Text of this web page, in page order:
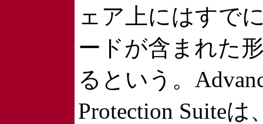
ェア上にはすで
ードが含まれた
るという。
Protection Suite